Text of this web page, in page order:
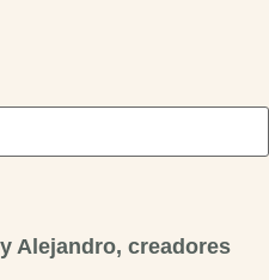
Alejandro, creadores